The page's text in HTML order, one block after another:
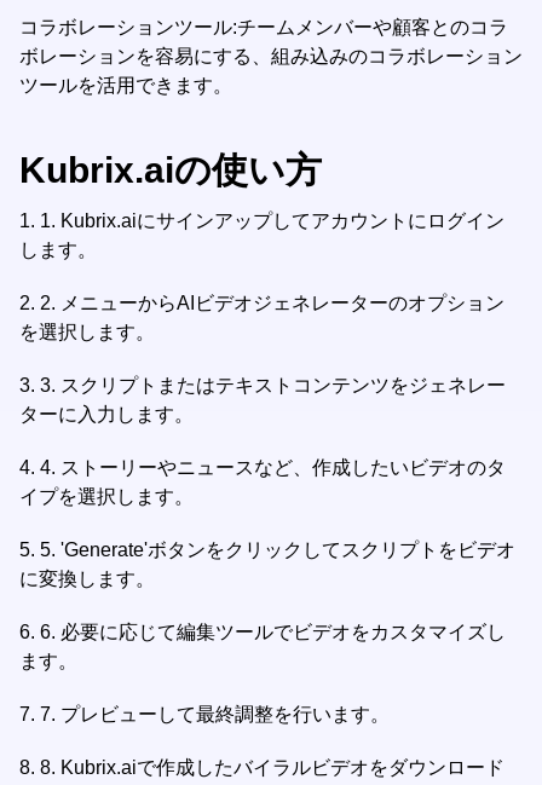
コラボレーションツール:チームメンバーや顧客とのコラ
ボレーションを容易にする、組み込みのコラボレーション
ツールを活用できます。
Kubrix.aiの使い方
1. 1. Kubrix.aiにサインアップしてアカウントにログイン
します。
2. 2. メニューからAIビデオジェネレーターのオプション
を選択します。
3. 3. スクリプトまたはテキストコンテンツをジェネレー
ターに入力します。
4. 4. ストーリーやニュースなど、作成したいビデオのタ
イプを選択します。
5. 5. 'Generate'ボタンをクリックしてスクリプトをビデオ
に変換します。
6. 6. 必要に応じて編集ツールでビデオをカスタマイズし
ます。
7. 7. プレビューして最終調整を行います。
8. 8. Kubrix.aiで作成したバイラルビデオをダウンロード